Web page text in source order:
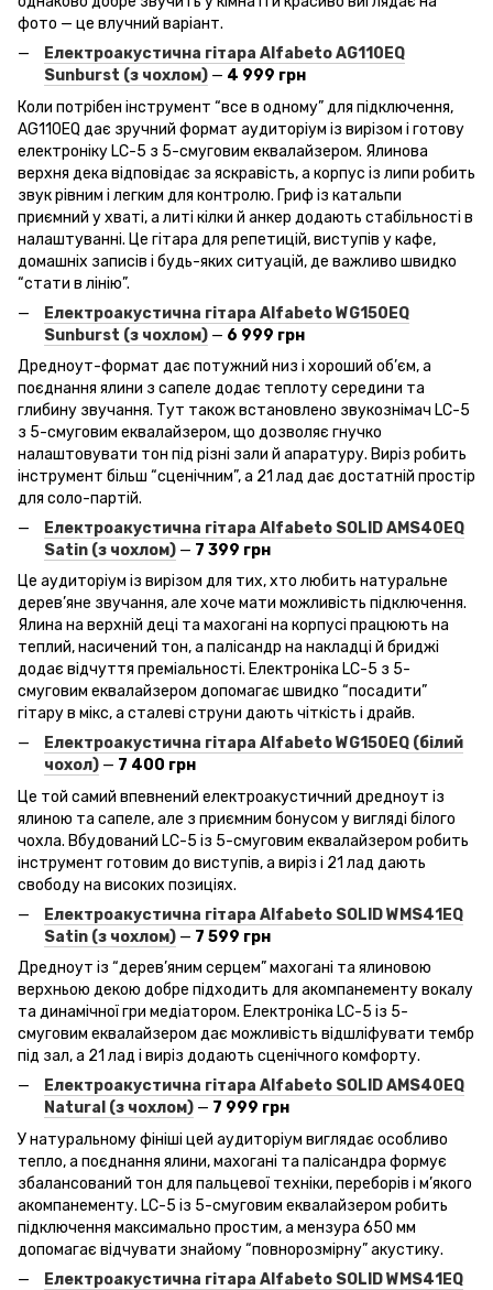
фото — це влучний варіант.
Електроакустична гітара AlfabetoAG110EQ
Sunburst (з чохлом) — 4 999 грн
Коли потрібен інструмент “все в одному” для підключення,
AG110EQ дає зручний формат аудиторіум із вирізом і готову
електроніку LC-5 з 5-смуговим еквалайзером. Ялинова
верхня дека відповідає за яскравість, а корпус із липи робить
звук рівним і легким для контролю. Гриф із катальпи
приємний у хваті, а литі кілки й анкер додають стабільності в
налаштуванні. Це гітара для репетицій, виступів у кафе,
домашніх записів і будь-яких ситуацій, де важливо швидко
“стати в лінію”.
Електроакустична гітара AlfabetoWG150EQ
Sunburst (з чохлом) — 6 999 грн
Дредноут-формат дає потужний низ і хороший об’єм, а
поєднання ялини з сапеле додає теплоту середини та
глибину звучання. Тут також встановлено звукознімач LC-5
з 5-смуговим еквалайзером, що дозволяє гнучко
налаштовувати тон під різні зали й апаратуру. Виріз робить
інструмент більш “сценічним”, а 21 лад дає достатній простір
для соло-партій.
Електроакустична гітара Alfabeto SOLIDAMS40EQ
Satin (з чохлом) — 7 399 грн
Це аудиторіум із вирізом для тих, хто любить натуральне
дерев’яне звучання, але хоче мати можливість підключення.
Ялина на верхній деці та махогані на корпусі працюють на
теплий, насичений тон, а палісандр на накладці й бриджі
додає відчуття преміальності. Електроніка LC-5 з 5-
смуговим еквалайзером допомагає швидко “посадити”
гітару в мікс, а сталеві струни дають чіткість і драйв.
Електроакустична гітара AlfabetoWG150EQ (білий
чохол) — 7 400 грн
Це той самий впевнений електроакустичний дредноут із
ялиною та сапеле, але з приємним бонусом у вигляді білого
чохла. Вбудований LC-5 із 5-смуговим еквалайзером робить
інструмент готовим до виступів, а виріз і 21 лад дають
свободу на високих позиціях.
Електроакустична гітара Alfabeto SOLIDWMS41EQ
Satin (з чохлом) — 7 599 грн
Дредноут із “дерев’яним серцем” махогані та ялиновою
верхньою декою добре підходить для акомпанементу вокалу
та динамічної гри медіатором. Електроніка LC-5 із 5-
смуговим еквалайзером дає можливість відшліфувати тембр
під зал, а 21 лад і виріз додають сценічного комфорту.
Електроакустична гітара Alfabeto SOLIDAMS40EQ
Natural (з чохлом) — 7 999 грн
У натуральному фініші цей аудиторіум виглядає особливо
тепло, а поєднання ялини, махогані та палісандра формує
збалансований тон для пальцевої техніки, переборів і м’якого
акомпанементу. LC-5 із 5-смуговим еквалайзером робить
підключення максимально простим, а мензура 650 мм
допомагає відчувати знайому “повнорозмірну” акустику.
Електроакустична гітара Alfabeto SOLIDWMS41EQ